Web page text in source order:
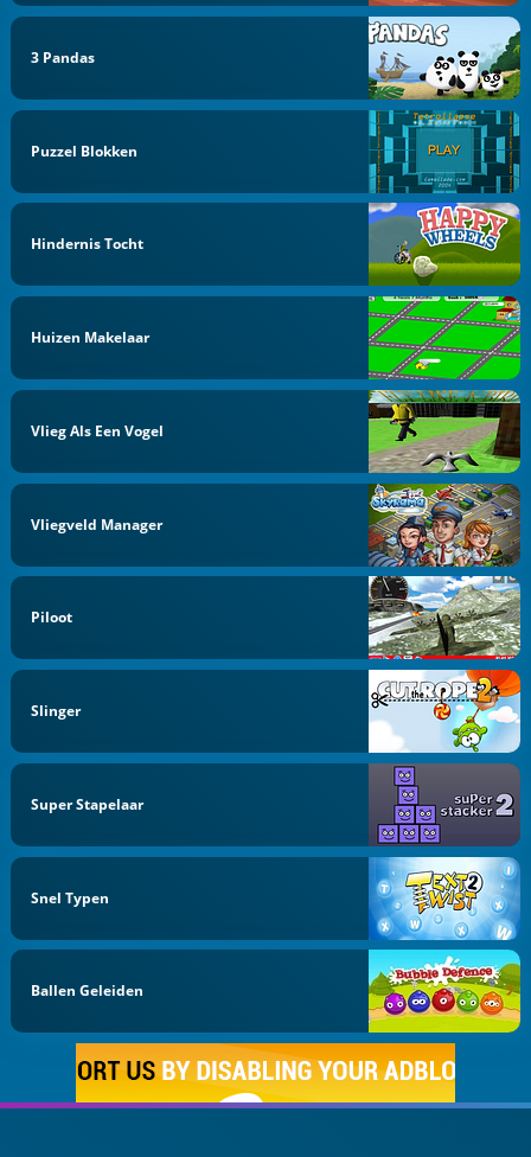
3 Pandas
Puzzel Blokken
Hindernis Tocht
Huizen Makelaar
Vlieg Als Een Vogel
Vliegveld Manager
Piloot
Slinger
Super Stapelaar
Snel Typen
Ballen Geleiden